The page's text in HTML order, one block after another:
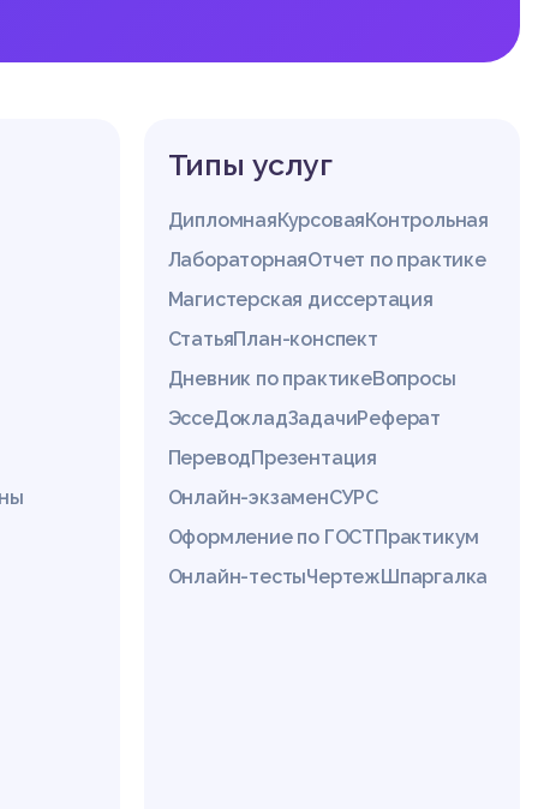
Типы услуг
ДипломнаяКурсоваяКонтрольная
ЛабораторнаяОтчет по практике
Магистерская диссертация
СтатьяПлан-конспект
Дневник по практикеВопросы
ЭссеДокладЗадачиРеферат
ПереводПрезентация
Онлайн-экзаменСУРС
Оформление по ГОСТПрактикум
Онлайн-тестыЧертежШпаргалка